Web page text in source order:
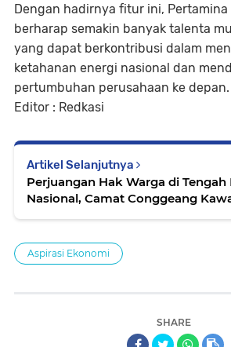
Dengan hadirnya fitur ini, Pertamina
berharap semakin banyak talenta
yang dapat berkontribusi dalam
ketahanan energi nasional dan
pertumbuhan perusahaan ke depan.
Editor : Redkasi
Artikel Selanjutnya
Perjuangan Hak Warga di Tengah
Nasional, Camat Conggeang
Aspirasi Ekonomi
SHARE